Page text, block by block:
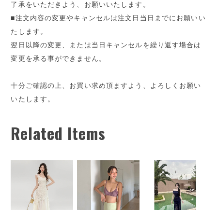
了承をいただきよう、お願いいたします。
■注文内容の変更やキャンセルは注文日当日までにお願いい
たします。
翌日以降の変更、または当日キャンセルを繰り返す場合は
変更を承る事ができません。
十分ご確認の上、お買い求め頂ますよう、よろしくお願い
いたします。
Related Items